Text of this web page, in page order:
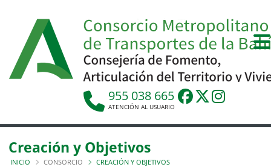
955 038 665
ATENCIÓN AL USUARIO
Creación y Objetivos
INICIO CONSORCIO CREACIÓN Y OBJETIVOS